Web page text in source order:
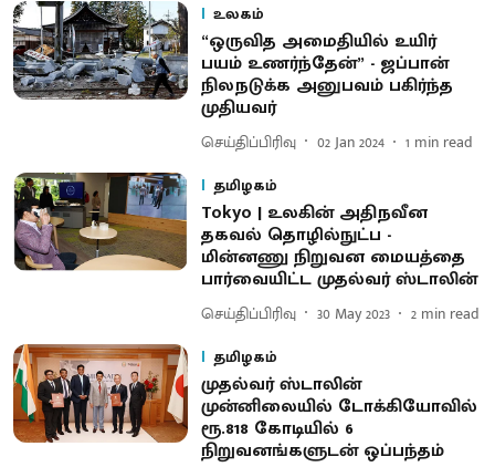
உலகம்
“ஒருவித அமைதியில் உயிர்
பயம் உணர்ந்தேன்” - ஜப்பான்
நிலநடுக்க அனுபவம் பகிர்ந்த
முதியவர்
செய்திப்பிரிவு 02 Jan 2024 1 min read
தமிழகம்
Tokyo | உலகின் அதிநவீன
தகவல் தொழில்நுட்ப -
மின்னணு நிறுவன மையத்தை
பார்வையிட்ட முதல்வர் ஸ்டாலின்
செய்திப்பிரிவு 30 May 2023 2 min read
தமிழகம்
முதல்வர் ஸ்டாலின்
முன்னிலையில் டோக்கியோவில்
ரூ.818 கோடியில் 6
நிறுவனங்களுடன் ஒப்பந்தம்